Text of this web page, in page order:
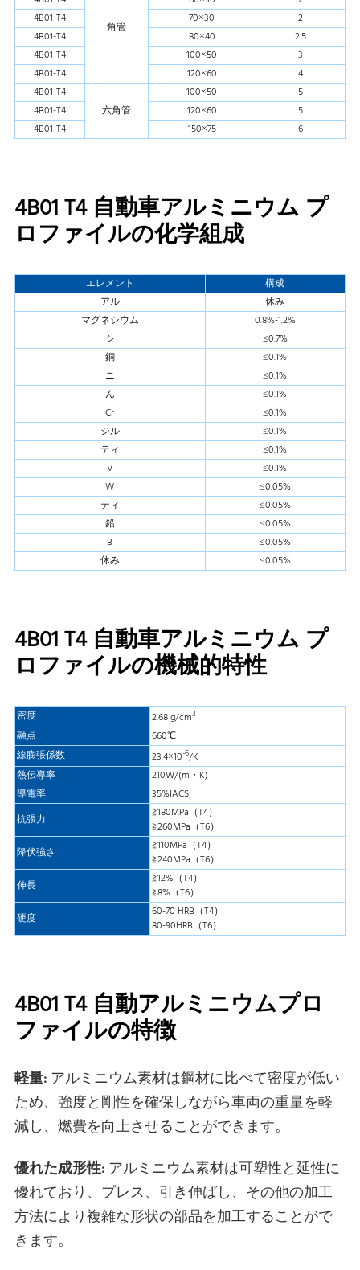
角管
4B01-T4
70×30
2
4B01-T4
80×40
2.5
4B01-T4
100×50
3
4B01-T4
120×60
4
4B01-T4
六角管
100×50
5
4B01-T4
120×60
5
4B01-T4
150×75 6
4B01 T4 自動車アルミニウム プ
ロファイルの化学組成
エレメント
構成
アル
休み
マグネシウム
0.8%-1.2%
シ
≤0.7%
銅
≤0.1%
ニ
≤0.1%
ん
≤0.1%
Cr
≤0.1%
ジル
≤0.1%
ティ
≤0.1%
V
≤0.1%
W
≤0.05%
ティ
≤0.05%
鉛
≤0.05%
B
≤0.05%
休み
≤0.05%
4B01 T4 自動車アルミニウム プ
ロファイルの機械的特性
密度 2.68 g/cm3
融点
660℃
線膨張係数
23.4×10-6/K
熱伝導率
210W/(m・K)
導電率
35%IACS
抗張力
≧180MPa（T4）
≧260MPa（T6）
降伏強さ
≧110MPa（T4）
≧240MPa（T6）
伸長
≧12%（T4）
≧8%（T6）
硬度
60-70 HRB（T4）
80-90HRB（T6）
4B01 T4 自動アルミニウムプロ
ファイルの特徴
軽量:アルミニウム素材は鋼材に比べて密度が低い
ため、強度と剛性を確保しながら車両の重量を軽
減し、燃費を向上させることができます。
優れた成形性:アルミニウム素材は可塑性と延性に
優れており、プレス、引き伸ばし、その他の加工
方法により複雑な形状の部品を加工することがで
きます。